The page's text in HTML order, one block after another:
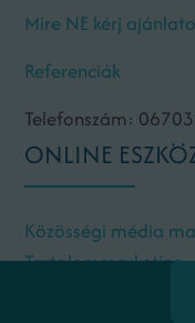
Mire NE kérj
Referenciák
Telefonszám:
ONLINE
Közösségi média
Tartalommarketing